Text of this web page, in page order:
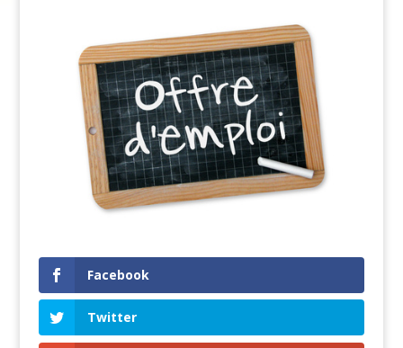
Facebook
Twitter